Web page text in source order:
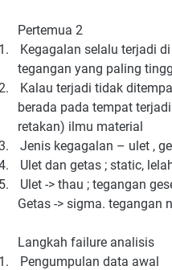
Pertemua 2
Kegagalan selalu terjadi
tegangan yang paling
Kalau terjadi tidak
berada pada tempat
retakan) ilmu material
Jenis kegagalan – ulet ,
Ulet dan getas ; static,
Ulet -> thau ; tegangan
Getas -> sigma. tegangan
Langkah failure analisis
Pengumpulan data awal